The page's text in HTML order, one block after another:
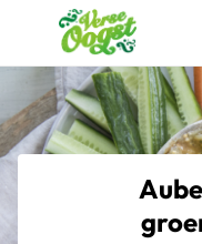
Verse Oogst